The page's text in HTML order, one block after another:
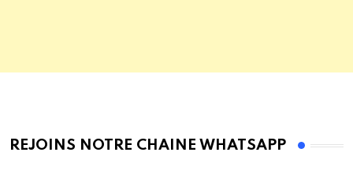
REJOINS NOTRE CHAINE WHATSAPP